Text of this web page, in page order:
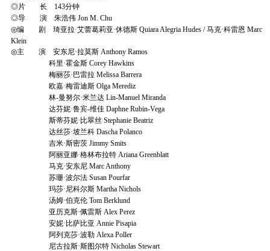
◎片 长 143分钟
◎导 演 朱浩伟 Jon M. Chu
◎编 剧 琦亚拉·艾蕾葛莉亚·休德斯 Quiara Alegria Hudes / 马克·科雷恩 Marc
Klein
◎主 演 安东尼·拉莫斯 Anthony Ramos
科里·霍金斯 Corey Hawkins
梅丽莎·巴雷拉 Melissa Barrera
欧嘉·梅雷迪斯 Olga Merediz
林-曼努尔·米兰达 Lin-Manuel Miranda
达芬妮·鲁宾-维佳 Daphne Rubin-Vega
斯蒂芬妮·比翠丝 Stephanie Beatriz
达丝莎·坡兰科 Dascha Polanco
吉米·斯密茨 Jimmy Smits
阿丽亚娜·格林布拉特 Ariana Greenblatt
马克·安东尼 Marc Anthony
苏珊·波尔法 Susan Pourfar
玛莎·尼科尔斯 Martha Nichols
汤姆·伯克伦 Tom Berklund
亚历克斯·佩雷斯 Alex Perez
安妮·比萨比亚 Annie Pisapia
阿列克莎·波勒 Alexa Poller
尼古拉斯·斯图尔特 Nicholas Stewart